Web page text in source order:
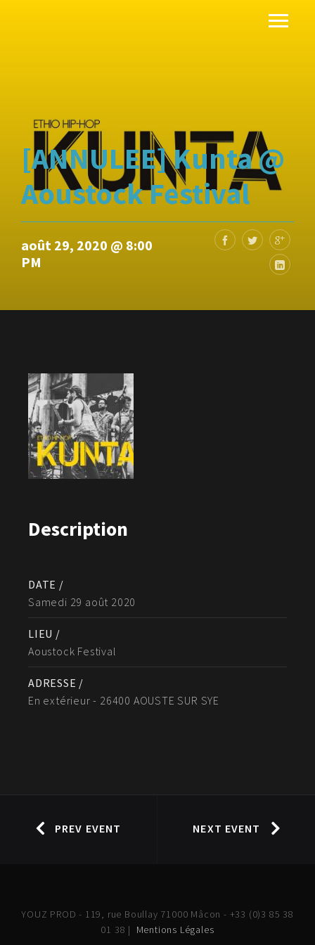
[ANNULEE] Kunta @
Aoustock Festival
août 29, 2020 @ 8:00
PM
Description
DATE /
Samedi 29 août 2020
LIEU /
Aoustock Festival
ADRESSE /
En extérieur - 26400 AOUSTE SUR SYE
PREV EVENT NEXT EVENT
YOUZ PROD - 119, rue Boullay 71000 Mâcon - +33 (0)3 85 38
01 38 | Mentions Légales